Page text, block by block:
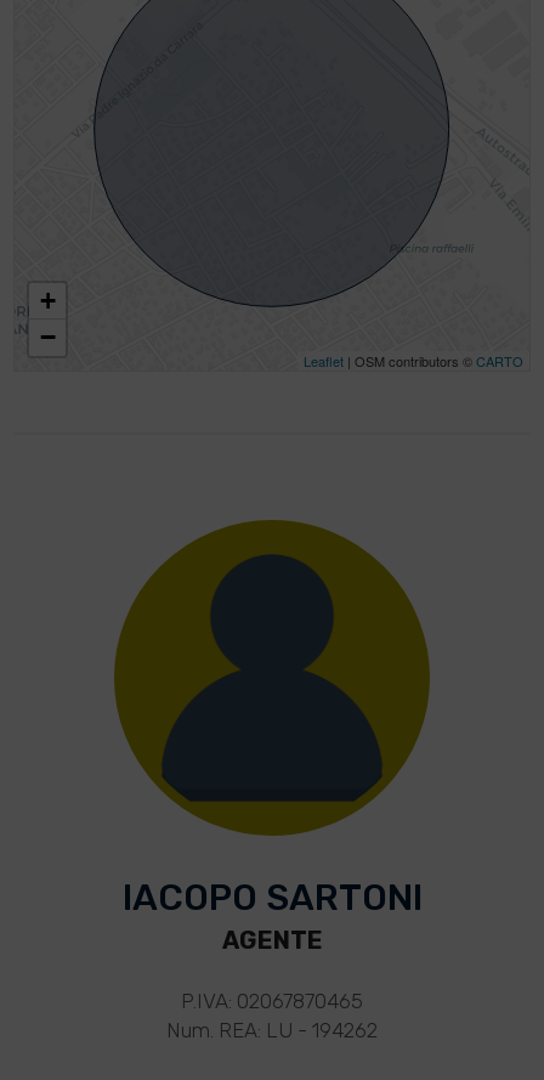
+
−
Leaflet| OSM contributors ©CARTO
IACOPO SARTONI
AGENTE
P.IVA: 02067870465
Num. REA: LU - 194262